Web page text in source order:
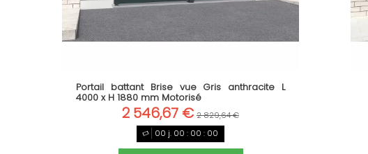
Portail battant Brise vue Gris anthracite L
4000 x H 1880 mm Motorisé
2 546,67 € 2 829,64 €
00 j. 00 : 00 : 00